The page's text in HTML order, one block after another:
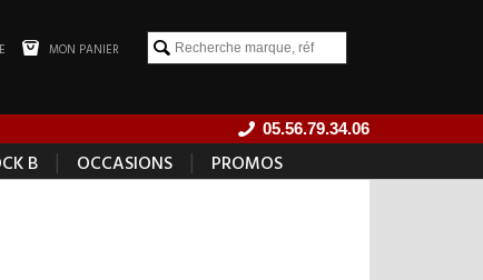
MON PANIER
05.56.79.34.06
B | OCCASIONS | PROMOS